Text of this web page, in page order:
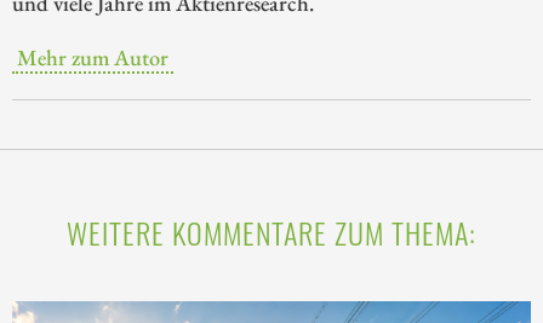
Mehr zum Autor
WEITERE KOMMENTARE ZUM THEMA: